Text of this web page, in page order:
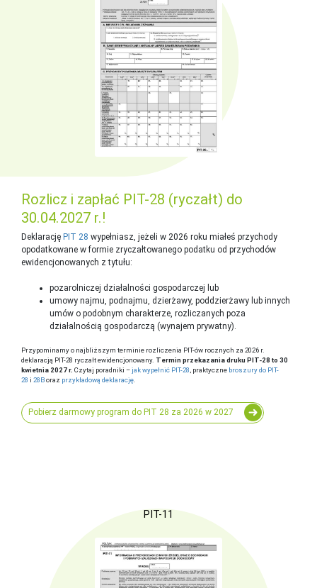
Rozlicz i zapłać PIT-28 (ryczałt) do
30.04.2027 r.!
Deklarację PIT 28 wypełniasz, jeżeli w 2026 roku miałeś przychody
opodatkowane w formie zryczałtowanego podatku od przychodów
ewidencjonowanych z tytułu:
pozarolniczej działalności gospodarczej lub
umowy najmu, podnajmu, dzierżawy, poddzierżawy lub innych
umów o podobnym charakterze, rozliczanych poza
działalnością gospodarczą (wynajem prywatny).
Przypominamy o najbliższym terminie rozliczenia PIT-ów rocznych za 2026 r.
deklaracją PIT-28 ryczałt ewidencjonowany. Termin przekazania druku PIT-28 to 30
kwietnia 2027 r. Czytaj poradniki –jak wypełnić PIT-28 , praktyczne broszury do PIT-
28 i 28Boraz przykładową deklarację
Pobierz darmowy program do PIT 28 za 2026 w 2027
PIT-11